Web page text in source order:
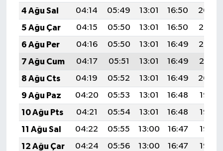
4 Ağu Sal
04:14 05:49 13:01 16:50
20:04
5 Ağu Çar
04:15 05:50 13:01 16:50
20:03
6 Ağu Per
04:16 05:50 13:01 16:49
20:02
7 Ağu Cum
04:17 05:51 13:01 16:49
20:01
8 Ağu Cts
04:19 05:52 13:01 16:49
20:00
9 Ağu Paz
04:20 05:53 13:01 16:48
19:58
10 Ağu Pts
04:21 05:54 13:01 16:48
19:57
11 Ağu Sal
04:22 05:55 13:00 16:47
19:56
12 Ağu Çar
04:24 05:56 13:00 16:47
19:55